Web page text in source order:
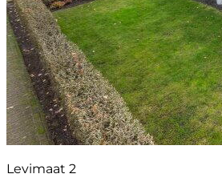
Levimaat 2